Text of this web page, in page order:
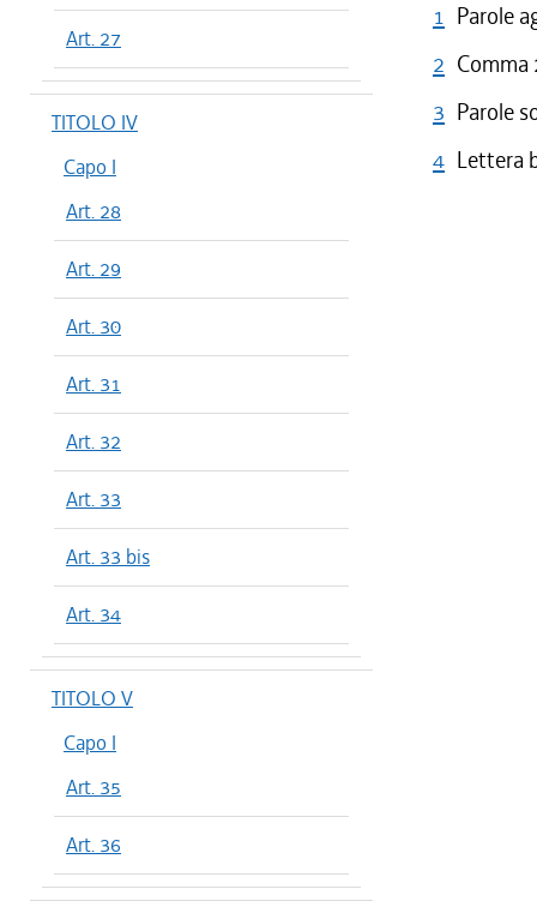
Art. 27
TITOLO IV
Capo I
Art. 28
Art. 29
Art. 30
Art. 31
Art. 32
Art. 33
Art. 33 bis
Art. 34
TITOLO V
Capo I
Art. 35
Art. 36
1 Parole
2 Comma
3 Parole
4 Lettera